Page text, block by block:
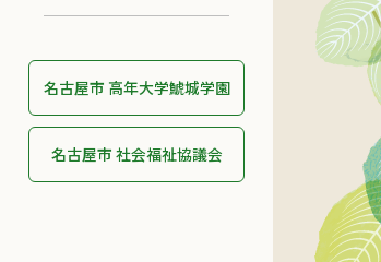
名古屋市 高年大学鯱城学園
名古屋市 社会福祉協議会